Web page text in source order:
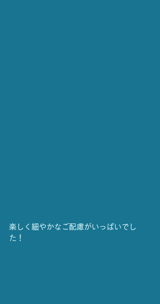
楽しく細やかなご配慮がいっぱいでし
た！